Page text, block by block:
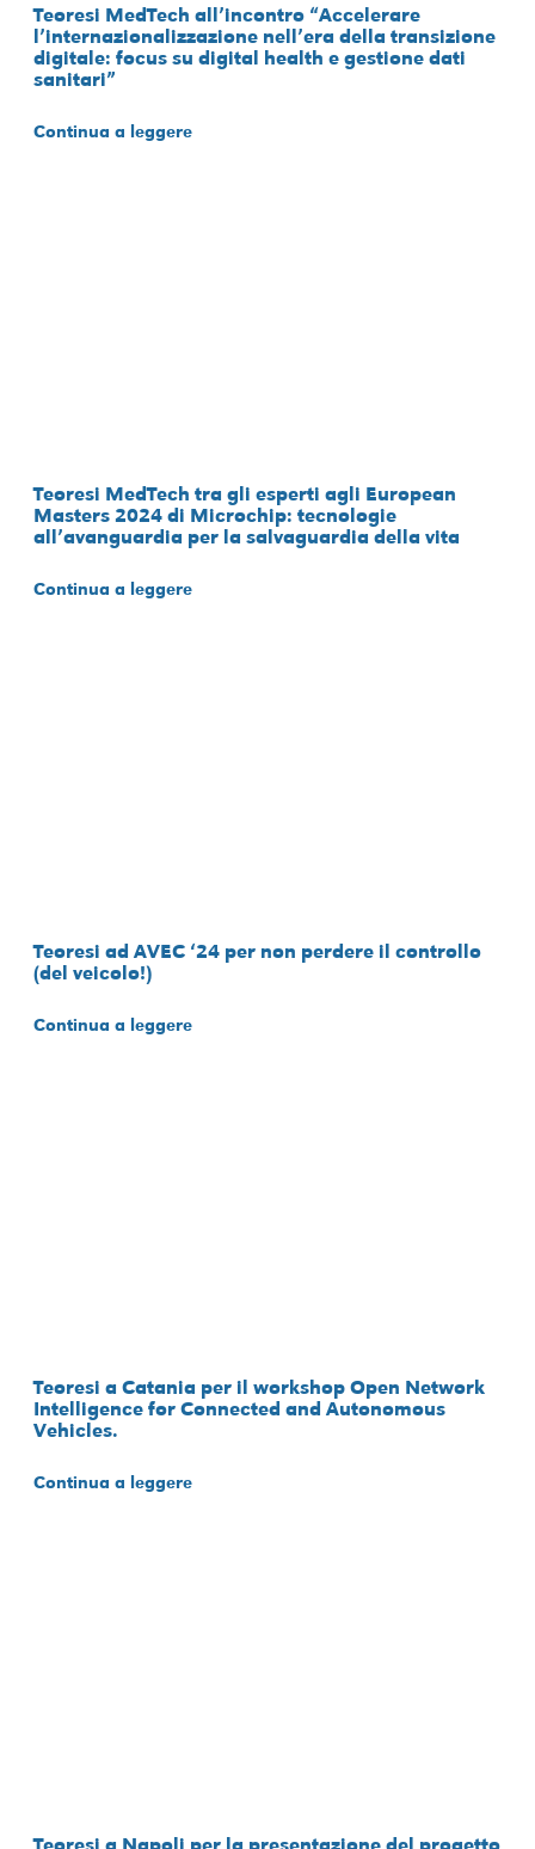
Teoresi MedTech all’incontro “Accelerare
l’internazionalizzazione nell’era della transizione
digitale: focus su digital health e gestione dati
sanitari”
Continua a leggere
Teoresi MedTech tra gli esperti agli European
Masters 2024 di Microchip: tecnologie
all’avanguardia per la salvaguardia della vita
Continua a leggere
Teoresi ad AVEC ‘24 per non perdere il controllo
(del veicolo!)
Continua a leggere
Teoresi a Catania per il workshop Open Network
Intelligence for Connected and Autonomous
Vehicles.
Continua a leggere
Teoresi a Napoli per la presentazione del progetto